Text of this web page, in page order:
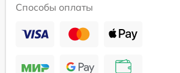
Способы оплаты